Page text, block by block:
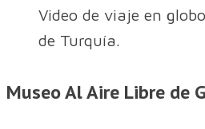
Video de viaje en
de Turquía.
Museo Al Aire Libre de